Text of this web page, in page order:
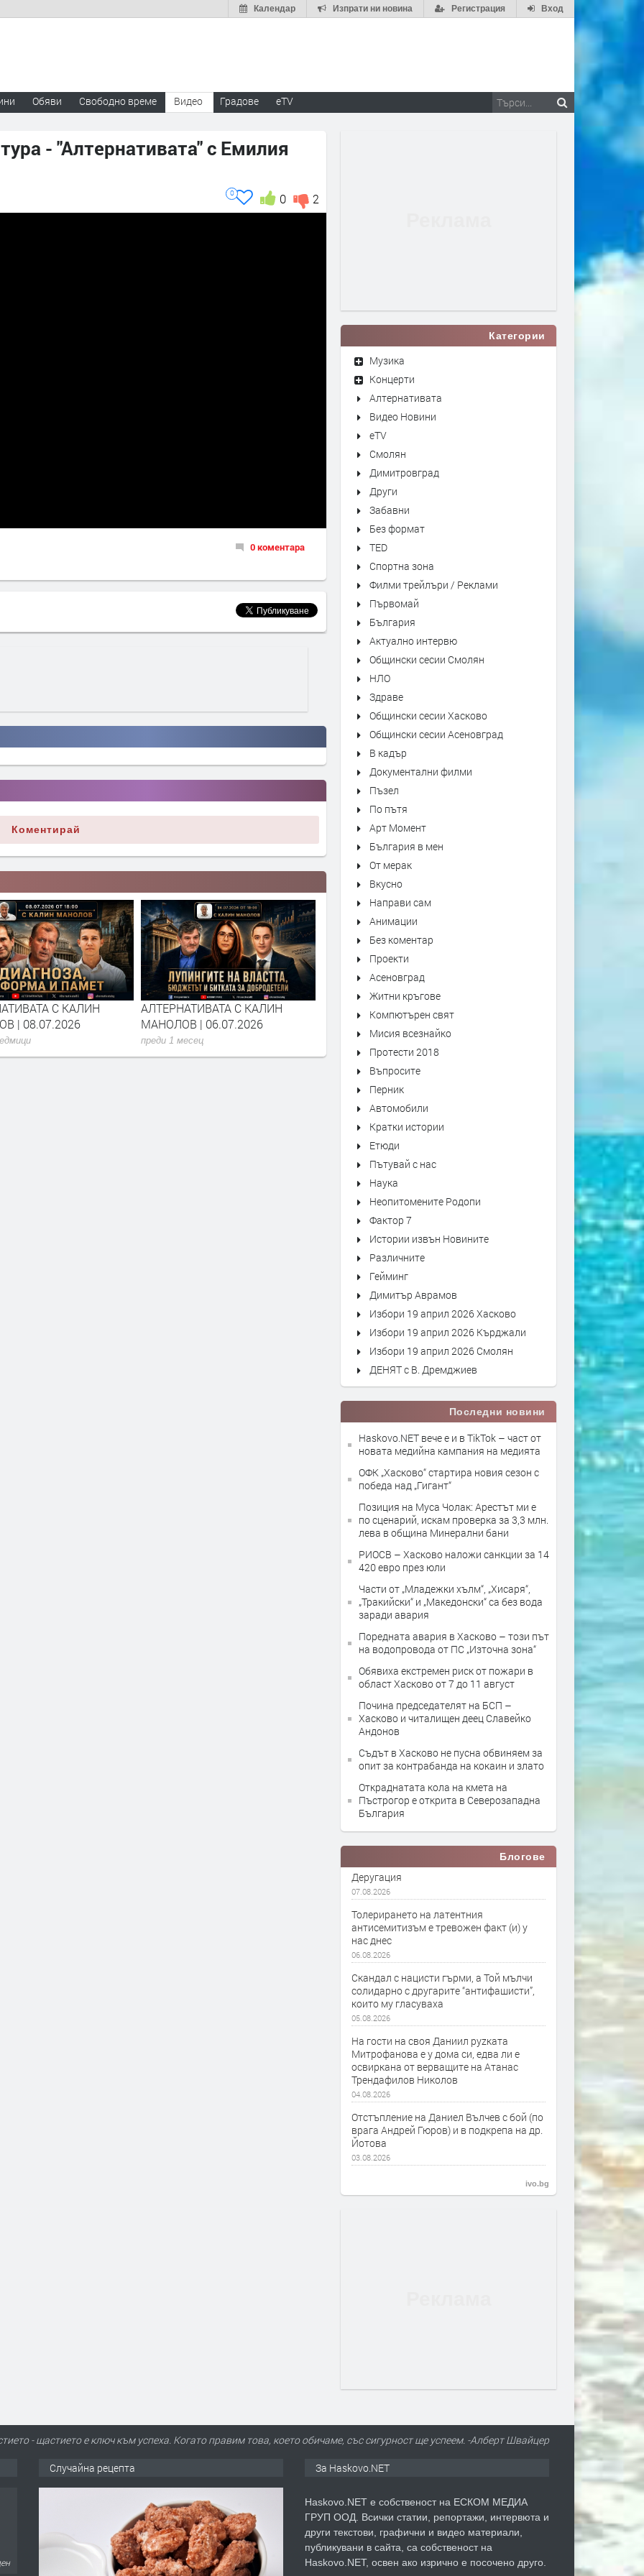
Вход
Регистрация
Изпрати ни новина
Календар
Обяви Свободно време Видео Градове eTV
- "Алтернативата" с Емилия
2
0
0
0 коментара
Коментирай
С КАЛИН
| 08.07.2026
АЛТЕРНАТИВАТА С КАЛИН
МАНОЛОВ | 06.07.2026
преди 1 месец
АЛТЕРНАТИВАТА С ИЛИЯН
ВАСИЛЕВ | 03.07.2026
Категории
Музика
Концерти
Алтернативата
Видео Новини
eTV
Смолян
Димитровград
Други
Забавни
Без формат
TED
Спортна зона
Филми трейлъри / Реклами
Първомай
България
Актуално интервю
Общински сесии Смолян
НЛО
Здраве
Общински сесии Хасково
Общински сесии Асеновград
В кадър
Документални филми
Пъзел
По пътя
Арт Момент
България в мен
От мерак
Вкусно
Направи сам
Анимации
Без коментар
Проекти
Асеновград
Житни кръгове
Компютърен свят
Мисия всезнайко
Протести 2018
Въпросите
Перник
Автомобили
Кратки истории
Етюди
Пътувай с нас
Наука
Неопитомените Родопи
Фактор 7
Истории извън Новините
Различните
Гейминг
Димитър Аврамов
Избори 19 април 2026 Хасково
Избори 19 април 2026 Кърджали
Избори 19 април 2026 Смолян
ДЕНЯТ с В. Дремджиев
Последни новини
Haskovo.NET вече е и в TikTok – част от
новата медийна кампания на медията
ОФК „Хасково“ стартира новия сезон с
победа над „Гигант“
Позиция на Муса Чолак: Арестът ми е
по сценарий, искам проверка за 3,3 млн.
лева в община Минерални бани
РИОСВ – Хасково наложи санкции за 14
420 евро през юли
Части от „Младежки хълм“, „Хисаря“,
„Тракийски“ и „Македонски“ са без вода
заради авария
Поредната авария в Хасково – този път
на водопровода от ПС „Източна зона“
Обявиха екстремен риск от пожари в
област Хасково от 7 до 11 август
Почина председателят на БСП –
Хасково и читалищен деец Славейко
Андонов
Съдът в Хасково не пусна обвиняем за
опит за контрабанда на кокаин и злато
Откраднатата кола на кмета на
Пъстрогор е открита в Северозападна
България
Блогове
Деругация
07.08.2026
Толерирането на латентния
антисемитизъм е тревожен факт (и) у
нас днес
06.08.2026
Скандал с нацисти гърми, а Той мълчи
солидарно с другарите “антифашисти”,
които му гласуваха
05.08.2026
На гости на своя Даниил руzката
Митрофанова е у дома си, едва ли е
освиркана от верващите на Атанас
Трендафилов Николов
04.08.2026
Отстъпление на Даниел Вълчев с бой (по
врага Андрей Гюров) и в подкрепа на др.
Йотова
03.08.2026
ivo.bg
- щастието е ключ към успеха. Когато правим това, което обичаме, със сигурност ще успеем. -Алберт Швайцер
Случайна рецепта За Haskovo.NET
Haskovo.NET е собственост на ЕСКОМ МЕДИА
ГРУП ООД. Всички статии, репортажи, интервюта и
други текстови, графични и видео материали,
публикувани в сайта, са собственост на
Haskovo.NET, освен ако изрично е посочено друго.